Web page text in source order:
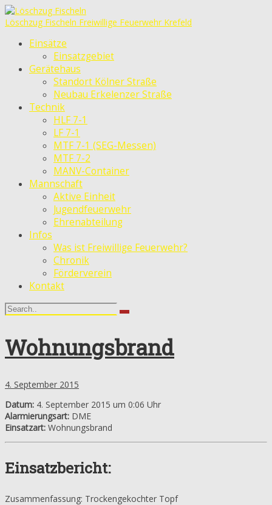
Löschzug Fischeln Freiwillige Feuerwehr Krefeld
Einsätze
Einsatzgebiet
Gerätehaus
Standort Kölner Straße
Neubau Erkelenzer Straße
Technik
HLF 7-1
LF 7-1
MTF 7-1 (SEG-Messen)
MTF 7-2
MANV-Container
Mannschaft
Aktive Einheit
Jugendfeuerwehr
Ehrenabteilung
Infos
Was ist Freiwillige Feuerwehr?
Chronik
Förderverein
Kontakt
Wohnungsbrand
4. September 2015
Datum: 4. September 2015 um 0:06 Uhr
Alarmierungsart: DME
Einsatzart: Wohnungsbrand
Einsatzbericht:
Zusammenfassung: Trockengekochter Topf